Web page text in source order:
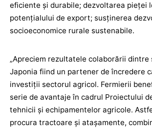
eficiente și durabile; dezvoltarea pieței
potențialului de export; susținerea
socioeconomice rurale sustenabile.
„Apreciem rezultatele colaborării
Japonia fiind un partener de încredere
investiții sectorul agricol. Fermierii
serie de avantaje în cadrul Proiectului
tehnicii și echipamentelor agricole.
procura tractoare și atașamente,